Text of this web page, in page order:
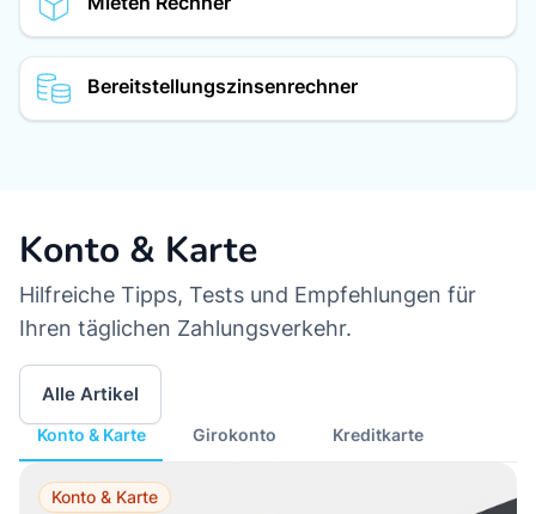
Bereitstellungszinsenrechner
Konto & Karte
Hilfreiche Tipps, Tests und Empfehlungen für
Ihren täglichen Zahlungsverkehr.
Alle Artikel
Konto & Karte Girokonto Kreditkarte
Konto & Karte